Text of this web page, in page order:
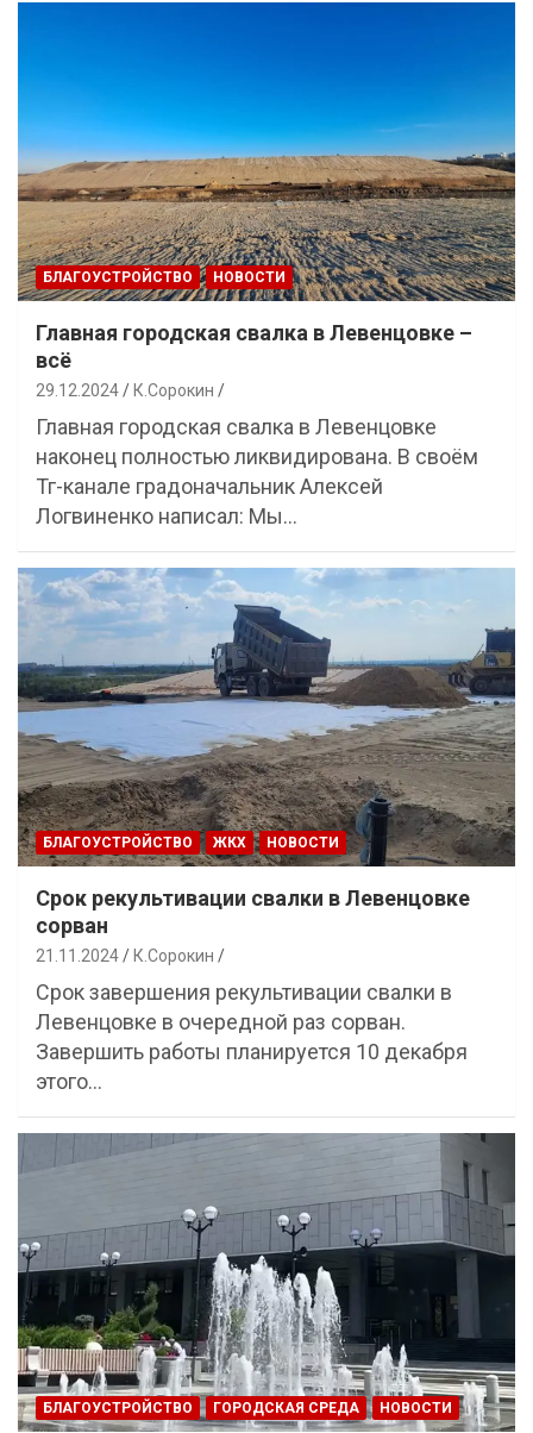
БЛАГОУСТРОЙСТВО НОВОСТИ
Главная городская свалка в Левенцовке –
всё
29.12.2024 К.Сорокин
Главная городская свалка в Левенцовке
наконец полностью ликвидирована. В своём
Тг-канале градоначальник Алексей
Логвиненко написал: Мы…
БЛАГОУСТРОЙСТВО ЖКХ НОВОСТИ
Срок рекультивации свалки в Левенцовке
сорван
21.11.2024 К.Сорокин
Срок завершения рекультивации свалки в
Левенцовке в очередной раз сорван.
Завершить работы планируется 10 декабря
этого…
БЛАГОУСТРОЙСТВО ГОРОДСКАЯ СРЕДА НОВОСТИ